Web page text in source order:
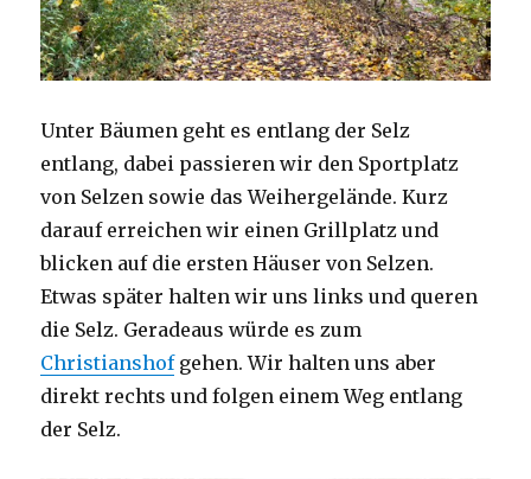
Unter Bäumen geht es entlang der Selz
entlang, dabei passieren wir den Sportplatz
von Selzen sowie das Weihergelände. Kurz
darauf erreichen wir einen Grillplatz und
blicken auf die ersten Häuser von Selzen.
Etwas später halten wir uns links und queren
die Selz. Geradeaus würde es zum
Christianshofgehen. Wir halten uns aber
direkt rechts und folgen einem Weg entlang
der Selz.